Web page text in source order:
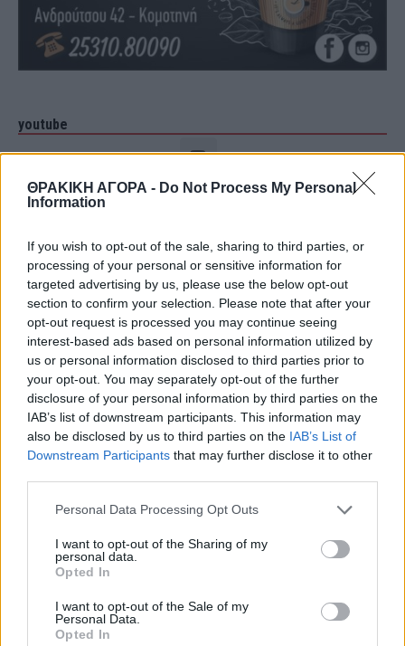
ΘΡΑΚΙΚΗ ΑΓΟΡΑ - Do Not Process My Personal
Information
If you wish to opt-out of the sale, sharing to third parties, or
processing of your personal or sensitive information for
targeted advertising by us, please use the below opt-out
section to confirm your selection. Please note that after your
opt-out request is processed you may continue seeing
interest-based ads based on personal information utilized by
us or personal information disclosed to third parties prior to
your opt-out. You may separately opt-out of the further
disclosure of your personal information by third parties on the
IAB’s list of downstream participants. This information may
also be disclosed by us to third parties on the IAB’s List of
Downstream Participants that may further disclose it to other
Personal Data Processing Opt Outs
I want to opt-out of the Sharing of my
personal data.
Opted In
I want to opt-out of the Sale of my
Personal Data.
Opted In
youtube
ΘΡΑΚΙΚΗ ΑΓΟΡΑ : 06 ΑΥΓΟΥΣΤΟΥ 2026